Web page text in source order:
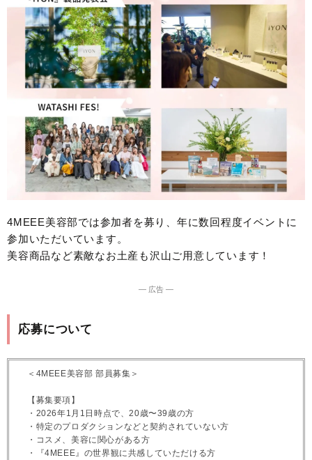
4MEEE美容部では参加者を募り、年に数回程度イベントに
参加いただいています。
美容商品など素敵なお土産も沢山ご用意しています！
― 広告 ―
応募について
＜4MEEE美容部 部員募集＞
【募集要項】
・2026年1月1日時点で、20歳〜39歳の方
・特定のプロダクションなどと契約されていない方
・コスメ、美容に関心がある方
・『4MEEE』の世界観に共感していただける方